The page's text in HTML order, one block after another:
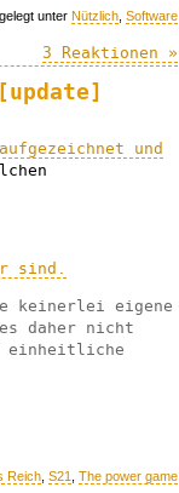
unter Nützlich Software
3 Reaktionen »
und
sind.
keinerlei eigene
daher nicht
einheitliche
Reich S21 The power game